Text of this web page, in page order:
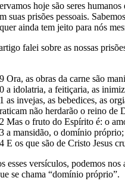
hoje são seres
suas prisões pessoais.
ainda tem jeito para nós
falei sobre as nossas
Ora, as obras da carne são
a idolatria, a feitiçaria, as
as invejas, as bebedices, as
não herdarão o reino de
Mas o fruto do Espírito é: o
a mansidão, o domínio
E os que são de Cristo Jesus
esses versículos, podemos
se chama “domínio próprio”.